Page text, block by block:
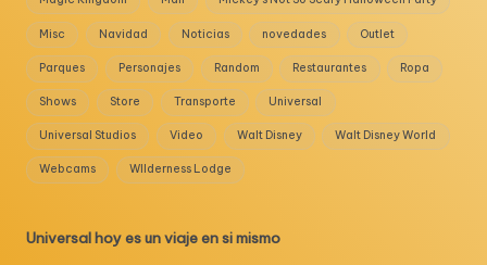
Misc Navidad Noticias novedades Outlet
Parques Personajes Random Restaurantes Ropa
Shows Store Transporte Universal
Universal Studios Video Walt Disney Walt Disney World
Webcams WIlderness Lodge
Universal hoy es un viaje en si mismo